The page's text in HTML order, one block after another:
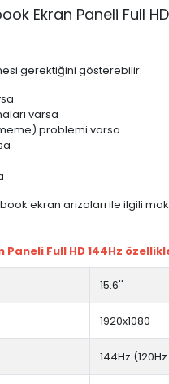
Ekran Paneli Full
gerektiğini gösterebilir:
varsa
problemi varsa
ekran arızaları ile
Paneli Full HD 144Hz
15.6''
1920x1080
144Hz